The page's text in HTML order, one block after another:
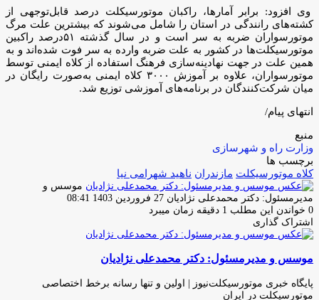
وی افزود: برابر آمارها، راکبان موتورسیکلت درصد قابل‌توجهی از
کشته‌های رانندگی در استان را شامل می‌شوند که بیشترین علت مرگ
موتورسواران ضربه به سر است و در سال گذشته ۵۱درصد راکبین
موتورسیکلت‌ها در کشور به علت ضربه وارده به سر فوت شده‌اند و به
همین علت در جهت نهادینه‌سازی فرهنگ استفاده از کلاه ایمنی توسط
موتورسواران، علاوه بر آموزش ۳۰۰۰ کلاه ایمنی به‌صورت رایگان در
میان شرکت‌کنندگان در برنامه‌های آموزشی توزیع شد.
انتهای پیام/
منبع
وزارت راه و شهرسازی
برچسب ها
کلاه موتورسیکلت مازندران ناهید شهرامی نیا
موسس و
مدیرمسئول: دکتر محمدعلی نژادیان ارسال
ایمیل
27 فروردین 1403 08:41
0 خواندن این مطلب 1 دقیقه زمان میبرد
اشتراک گذاری
فیس
توئیتر
لینکدین
واتس
تلگرام
اشتراک
از
ایمیل
چاپ
موسس و مدیرمسئول: دکتر محمدعلی نژادیان
پایگاه خبری موتورسیکلت‌نیوز | اولین و تنها رسانه برخط اختصاصی
موتورسیکلت در ایران